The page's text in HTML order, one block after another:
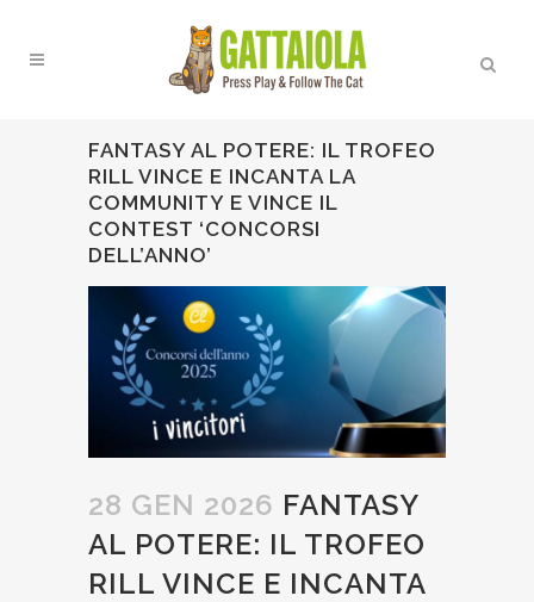
FANTASY AL POTERE: IL TROFEO
RILL VINCE E INCANTA LA
COMMUNITY E VINCE IL
CONTEST ‘CONCORSI
DELL’ANNO’
28 GEN 2026 FANTASY
AL POTERE: IL TROFEO
RILL VINCE E INCANTA